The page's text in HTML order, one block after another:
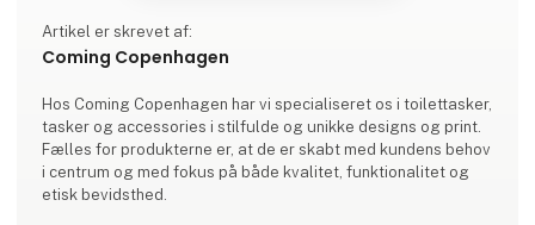
Artikel er skrevet af:
Coming Copenhagen
Hos Coming Copenhagen har vi specialiseret os i toilettasker,
tasker og accessories i stilfulde og unikke designs og print.
Fælles for produkterne er, at de er skabt med kundens behov
i centrum og med fokus på både kvalitet, funktionalitet og
etisk bevidsthed.